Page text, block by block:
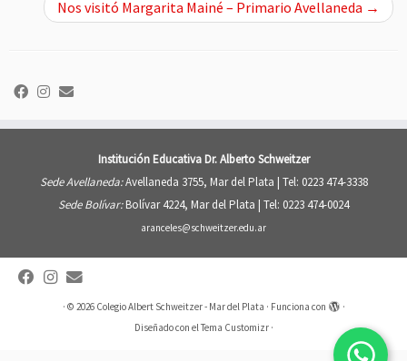
Nos visitó Margarita Mainé – Primario Avellaneda →
Institución Educativa Dr. Alberto Schweitzer
Sede Avellaneda:Avellaneda 3755, Mar del Plata | Tel: 0223 474-3338
Sede Bolívar:Bolívar 4224, Mar del Plata | Tel: 0223 474-0024
aranceles@schweitzer.edu.ar
· © 2026 Colegio Albert Schweitzer - Mar del Plata · Funciona con
·
Diseñado con elTema Customizr·